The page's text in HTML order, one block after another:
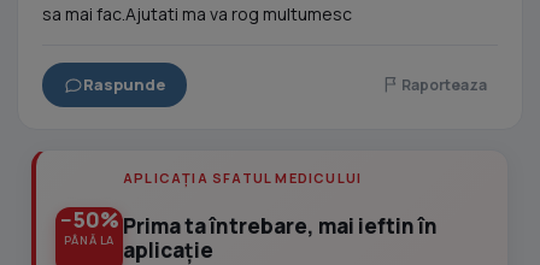
sa mai fac.Ajutati ma va rog multumesc
Raspunde Raporteaza
−50%
PÂNĂ LA
APLICAȚIA SFATUL MEDICULUI
Prima ta întrebare, mai ieftin în
aplicație